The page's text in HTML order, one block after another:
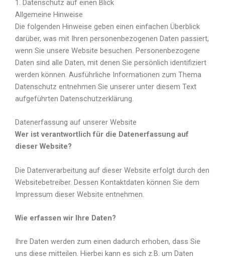
1. Datenschutz auf einen Blick
Allgemeine Hinweise
Die folgenden Hinweise geben einen einfachen Überblick
darüber, was mit Ihren personenbezogenen Daten passiert,
wenn Sie unsere Website besuchen. Personenbezogene
Daten sind alle Daten, mit denen Sie persönlich identifiziert
werden können. Ausführliche Informationen zum Thema
Datenschutz entnehmen Sie unserer unter diesem Text
aufgeführten Datenschutzerklärung.
Datenerfassung auf unserer Website
Wer ist verantwortlich für die Datenerfassung auf
dieser Website?
Die Datenverarbeitung auf dieser Website erfolgt durch den
Websitebetreiber. Dessen Kontaktdaten können Sie dem
Impressum dieser Website entnehmen.
Wie erfassen wir Ihre Daten?
Ihre Daten werden zum einen dadurch erhoben, dass Sie
uns diese mitteilen. Hierbei kann es sich z.B. um Daten